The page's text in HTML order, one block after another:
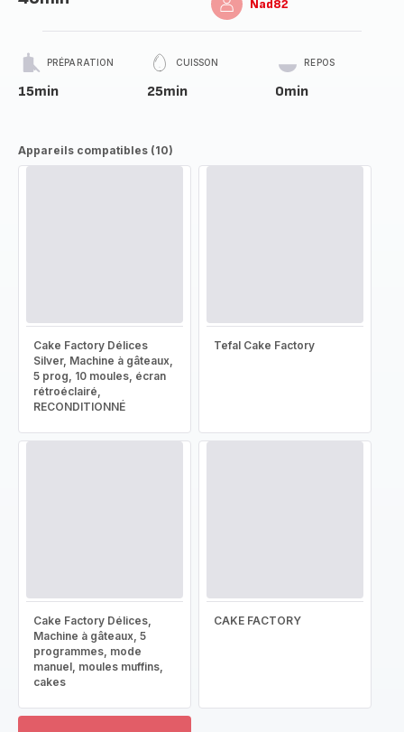
Nad82
PRÉPARATION
15min
CUISSON
25min
REPOS
0min
Appareils compatibles (10)
Cake Factory Délices
Silver, Machine à gâteaux,
5 prog, 10 moules, écran
rétroéclairé,
RECONDITIONNÉ
Tefal Cake Factory
Cake Factory Délices,
Machine à gâteaux, 5
programmes, mode
manuel, moules muffins,
cakes
CAKE FACTORY